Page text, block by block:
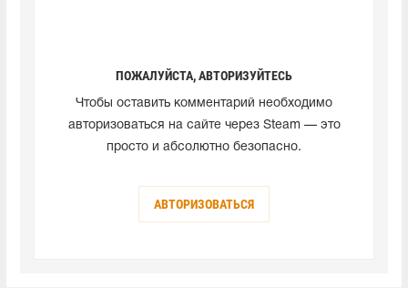
ПОЖАЛУЙСТА, АВТОРИЗУЙТЕСЬ
Чтобы оставить комментарий необходимо
авторизоваться на сайте через Steam — это
просто и абсолютно безопасно.
АВТОРИЗОВАТЬСЯ